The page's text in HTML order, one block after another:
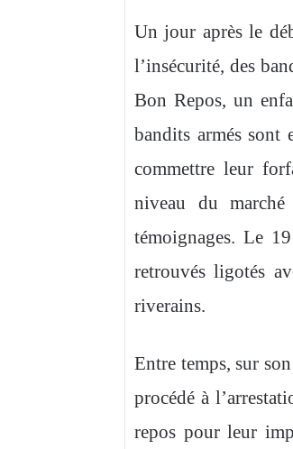
Un jour après le
l’insécurité, des
Bon Repos, un
bandits armés sont
commettre leur
niveau du
témoignages. Le
retrouvés ligotés
riverains.
Entre temps, sur
procédé à
repos pour leur